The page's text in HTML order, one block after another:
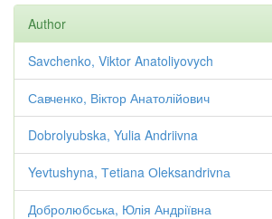
Author
Savchenko, Viktor Anatoliyovych
Савченко, Віктор Анатолійович
Dobrolyubska, Yulia Andriivna
Yevtushyna, Тetiana Оleksandrivnа
Добролюбська, Юлія Андріївна